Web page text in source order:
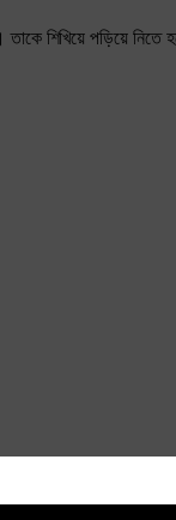
শিখিয়ে পড়িয়ে নিতে